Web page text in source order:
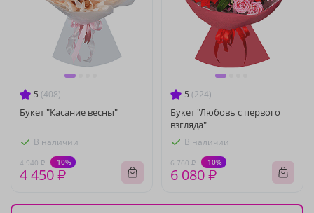
5 (408)
Букет "Касание весны"
В наличии
4 940 ₽ -10%
4 450 ₽
5 (224)
Букет "Любовь с первого
взгляда"
В наличии
6 760 ₽ -10%
6 080 ₽